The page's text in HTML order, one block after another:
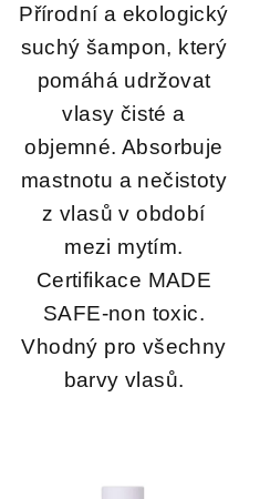
Přírodní a ekologický
suchý šampon, který
pomáhá udržovat
vlasy čisté a
objemné. Absorbuje
mastnotu a nečistoty
z vlasů v období
mezi mytím.
Certifikace MADE
SAFE-non toxic.
Vhodný pro všechny
barvy vlasů.